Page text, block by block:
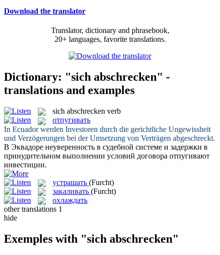
Download the translator
Translator, dictionary and phrasebook,
20+ languages, favorite translations.
Dictionary: "sich abschrecken" -
translations and examples
sich abschrecken verb
отпугивать
In Ecuador werden Investoren durch die gerichtliche Ungewissheit
und Verzögerungen bei der Umsetzung von Verträgen abgeschreckt.
В Эквадоре неуверенность в судебной системе и задержки в
принудительном выполнении условий договора отпугивают
инвестиции.
устрашать (Furcht)
закаливать (Furcht)
охлаждать
other translations 1
hide
Exemples with "sich abschrecken"